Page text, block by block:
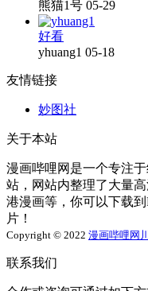
熊猫1号 05-29
好看
yhuang1 05-18
友情链接
妙图社
关于本站
漫画哔哩网是一个专注
站，网站内整理了大量
港漫画等，你可以下载
片！
Copyright © 2022 漫画哔哩网
联系我们